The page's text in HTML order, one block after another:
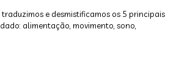
traduzimos e desmistificamos os 5 principais
alimentação, movimento, sono,